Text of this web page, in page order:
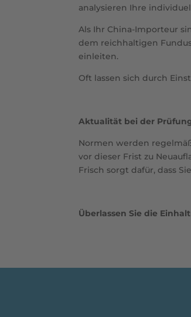
analysieren Ihre
Als Ihr China-Importeur
dem reichhaltigen
einleiten.
Oft lassen sich durch
Aktualität bei der
Normen werden
vor dieser Frist zu
Frisch sorgt dafür, dass
Überlassen Sie die